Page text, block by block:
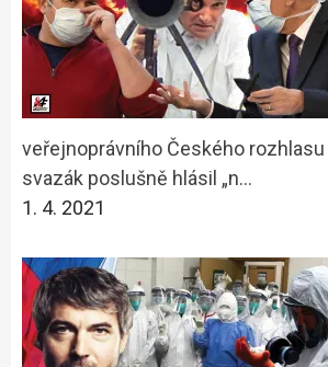
veřejnoprávního Českého
svazák poslušně hlásil „n…
1. 4. 2021